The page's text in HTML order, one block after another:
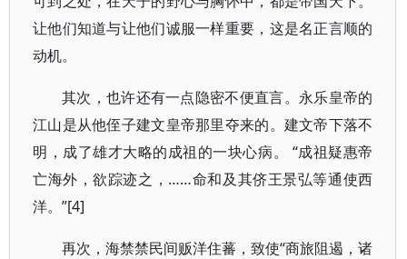
让他们知道与让他们诚服一样重要，这是名正言顺的
动机。
其次，也许还有一点隐密不便直言。永乐皇帝的
江山是从他侄子建文皇帝那里夺来的。建文帝下落不
明，成了雄才大略的成祖的一块心病。 “成祖疑惠帝
亡海外，欲踪迹之，……命和及其侪王景弘等通使西
洋。”[4]
再次，海禁禁民间贩洋住蕃，致使“商旅阻遏，诸